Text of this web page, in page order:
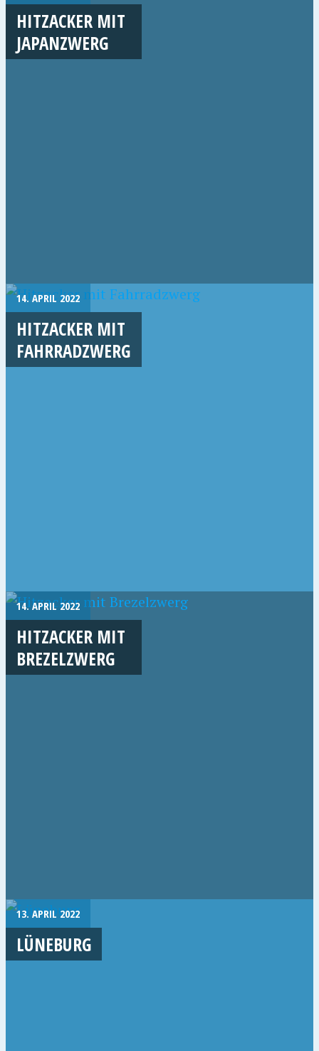
HITZACKER MIT
JAPANZWERG
14. APRIL 2022
HITZACKER MIT
FAHRRADZWERG
14. APRIL 2022
HITZACKER MIT
BREZELZWERG
13. APRIL 2022
LÜNEBURG